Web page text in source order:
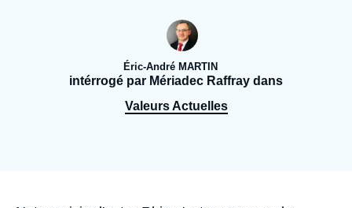
Se connecter
Proche-Orient
Éric-André MARTIN
intérrogé par Mériadec Raffray dans
Valeurs Actuelles